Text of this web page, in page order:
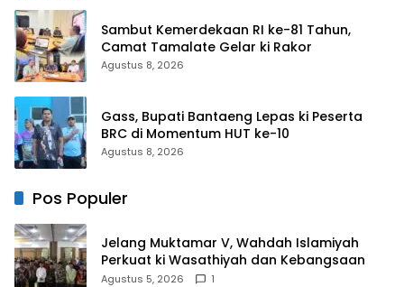
Sambut Kemerdekaan RI ke-81 Tahun,
Camat Tamalate Gelar ki Rakor
Agustus 8, 2026
Gass, Bupati Bantaeng Lepas ki Peserta
BRC di Momentum HUT ke-10
Agustus 8, 2026
Pos Populer
Jelang Muktamar V, Wahdah Islamiyah
Perkuat ki Wasathiyah dan Kebangsaan
Agustus 5, 2026 1